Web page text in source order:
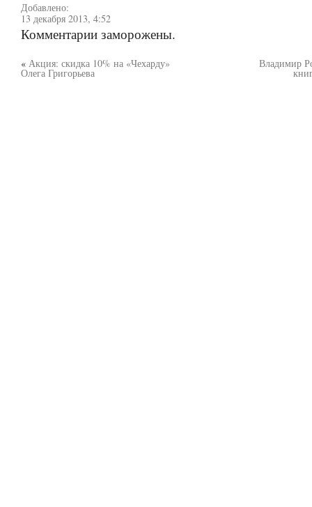
Добавлено:
13 декабря 2013, 4:52
Комментарии заморожены.
« Акция: скидка 10% на «Чехарду»
Олега Григорьева
Владимир